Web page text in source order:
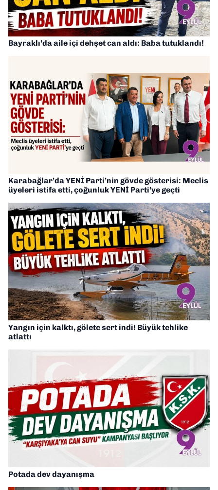
Bayraklı’da aile içi dehşet can aldı: Baba tutuklandı!
Karabağlar’da YENİ Parti’nin gövde gösterisi: Meclis
üyeleri istifa etti, çoğunluk YENİ Parti’ye geçti
Yangın için kalktı, gölete sert indi! Büyük tehlike
atlattı
Potada dev dayanışma